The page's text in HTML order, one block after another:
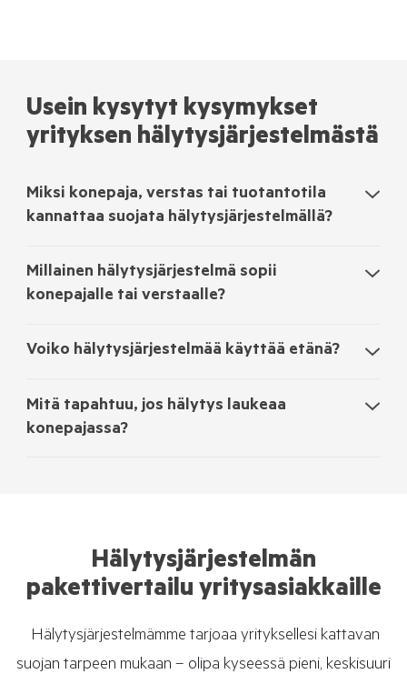
Usein kysytyt kysymykset
yrityksen hälytysjärjestelmästä
Miksi konepaja, verstas tai tuotantotila
kannattaa suojata hälytysjärjestelmällä?
Millainen hälytysjärjestelmä sopii
konepajalle tai verstaalle?
Voiko hälytysjärjestelmää käyttää etänä?
Mitä tapahtuu, jos hälytys laukeaa
konepajassa?
Hälytysjärjestelmän
pakettivertailu yritysasiakkaille
Hälytysjärjestelmämme tarjoaa yrityksellesi kattavan
suojan tarpeen mukaan – olipa kyseessä pieni, keskisuuri